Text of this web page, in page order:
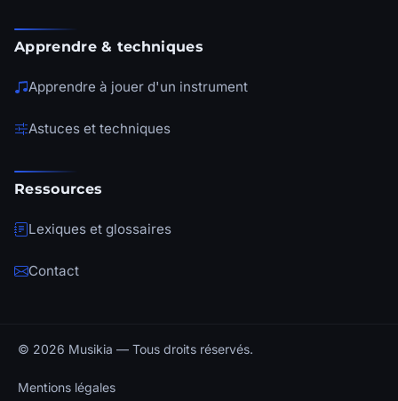
Apprendre & techniques
Apprendre à jouer d'un instrument
Astuces et techniques
Ressources
Lexiques et glossaires
Contact
© 2026 Musikia — Tous droits réservés.
Mentions légales